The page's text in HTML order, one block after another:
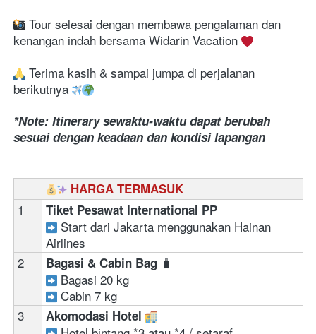
Tour selesai dengan membawa pengalaman dan
kenangan indah bersama Widarin Vacation
Terima kasih & sampai jumpa di perjalanan
berikutnya
*Note: Itinerary sewaktu-waktu dapat berubah
sesuai dengan keadaan dan kondisi lapangan
HARGA TERMASUK
1 Tiket Pesawat International PP
Start dari Jakarta menggunakan Hainan
Airlines
2
Bagasi & Cabin Bag 🧳
Bagasi 20 kg
Cabin 7 kg
3
Akomodasi Hotel